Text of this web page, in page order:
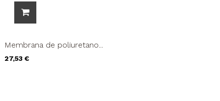
Membrana de poliuretano...
Precio
27,53 €